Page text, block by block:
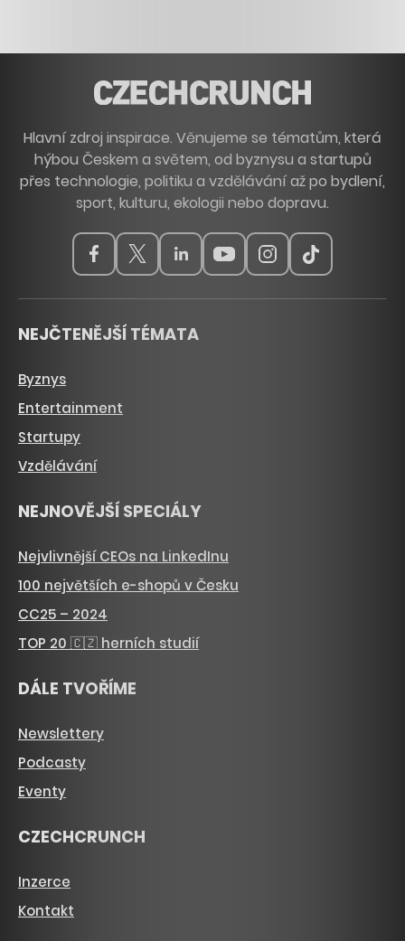
Hlavní zdroj inspirace. Věnujeme se tématům, která
hýbou Českem a světem, od byznysu a startupů
přes technologie, politiku a vzdělávání až po bydlení,
sport, kulturu, ekologii nebo dopravu.
NEJČTENĚJŠÍ TÉMATA
Byznys
Entertainment
Startupy
Vzdělávání
NEJNOVĚJŠÍ SPECIÁLY
Nejvlivnější CEOs na LinkedInu
100 největších e-shopů v Česku
CC25 – 2024
TOP 20 🇨🇿 herních studií
DÁLE TVOŘÍME
Newslettery
Podcasty
Eventy
CZECHCRUNCH
Inzerce
Kontakt